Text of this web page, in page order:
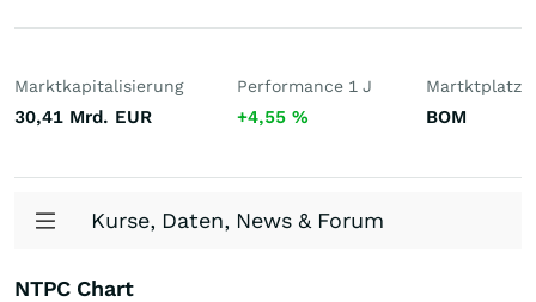
Marktkapitalisierung
30,41 Mrd. EUR
Performance 1 J
+4,55 %
Martktplatz
BOM
Kurse, Daten, News & Forum
NTPC Chart